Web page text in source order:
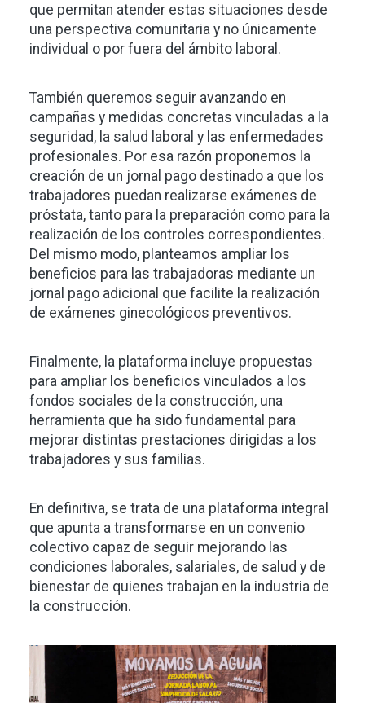
que permitan atender estas situaciones desde
una perspectiva comunitaria y no únicamente
individual o por fuera del ámbito laboral.
También queremos seguir avanzando en
campañas y medidas concretas vinculadas a la
seguridad, la salud laboral y las enfermedades
profesionales. Por esa razón proponemos la
creación de un jornal pago destinado a que los
trabajadores puedan realizarse exámenes de
próstata, tanto para la preparación como para la
realización de los controles correspondientes.
Del mismo modo, planteamos ampliar los
beneficios para las trabajadoras mediante un
jornal pago adicional que facilite la realización
de exámenes ginecológicos preventivos.
Finalmente, la plataforma incluye propuestas
para ampliar los beneficios vinculados a los
fondos sociales de la construcción, una
herramienta que ha sido fundamental para
mejorar distintas prestaciones dirigidas a los
trabajadores y sus familias.
En definitiva, se trata de una plataforma integral
que apunta a transformarse en un convenio
colectivo capaz de seguir mejorando las
condiciones laborales, salariales, de salud y de
bienestar de quienes trabajan en la industria de
la construcción.
Imagen